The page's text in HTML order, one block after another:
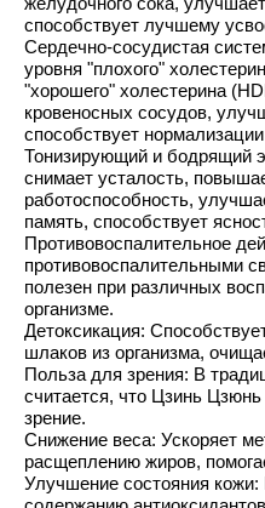
способствует лучшему
Сердечно-сосудистая
уровня "плохого"
"хорошего" холестерина
кровеносных сосудов,
способствует
Тонизирующий и бодрящий
снимает усталость,
работоспособность,
память, способствует
Противовоспалительное
противовоспалительными
полезен при различных
организме.
Детоксикация:
шлаков из организма,
Польза для зрения: В
считается, что Цзинь
зрение.
Снижение веса: Ускоряет
расщеплению жиров,
Улучшение состояния